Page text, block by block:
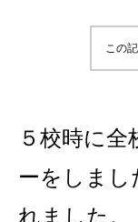
この
５校時に
ーをしまし
れました。